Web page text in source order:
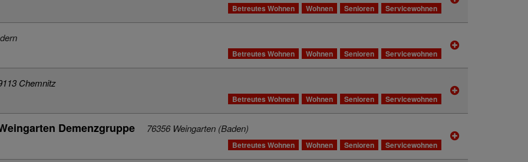
Betreutes Wohnen Wohnen Senioren Servicewohnen
Betreutes Wohnen Wohnen Senioren Servicewohnen
Chemnitz
Betreutes Wohnen Wohnen Senioren Servicewohnen
Demenzgruppe 76356 Weingarten (Baden)
Betreutes Wohnen Wohnen Senioren Servicewohnen